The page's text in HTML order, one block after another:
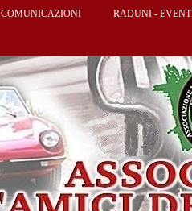
COMUNICAZIONI RADUNI -